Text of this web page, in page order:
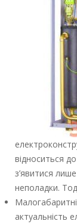
відноситься
з’явитися
неполадки.
актуальність